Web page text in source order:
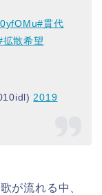
#貫代
拡散希望
2019
が流れる中、